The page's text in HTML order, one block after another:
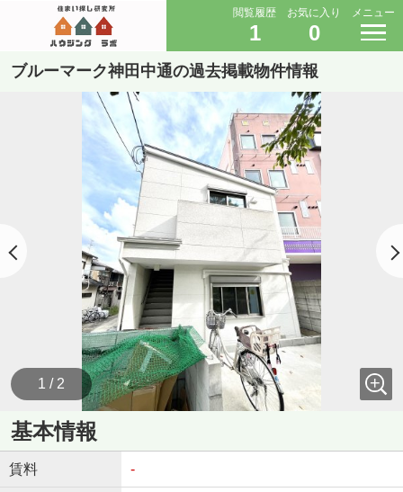
閲覧履歴
1
お気に入り
0
メニュー
ブルーマーク神田中通の過去掲載物件情報
1 / 2
基本情報
賃料 -